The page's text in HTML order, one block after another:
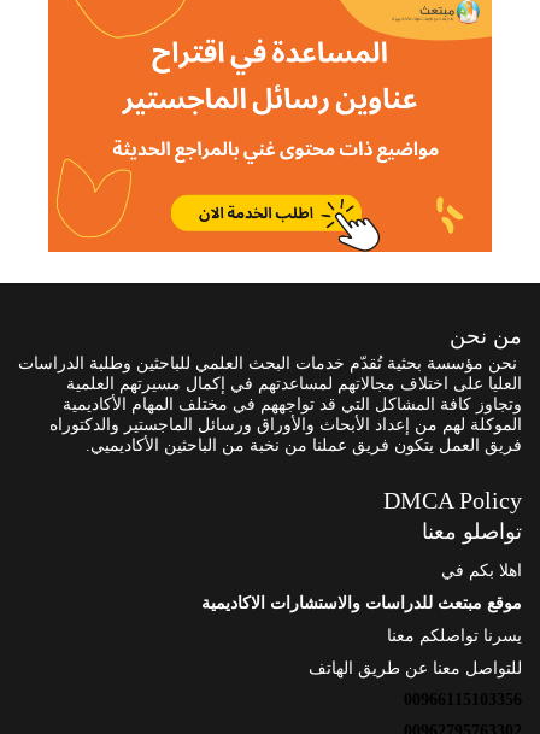
من نحن
نحن مؤسسة بحثية تُقدّم خدمات البحث العلمي للباحثين وطلبة الدراسات
العليا على اختلاف مجالاتهم لمساعدتهم في إكمال مسيرتهم العلمية
وتجاوز كافة المشاكل التي قد تواجههم في مختلف المهام الأكاديمية
الموكلة لهم من إعداد الأبحاث والأوراق ورسائل الماجستير والدكتوراه
فريق العمل يتكون فريق عملنا من نخبة من الباحثين الأكاديميي.
DMCA Policy
تواصلو معنا
اهلا بكم في
موقع مبتعث للدراسات والاستشارات الاكاديمية
يسرنا تواصلكم معنا
للتواصل معنا عن طريق الهاتف
00966115103356